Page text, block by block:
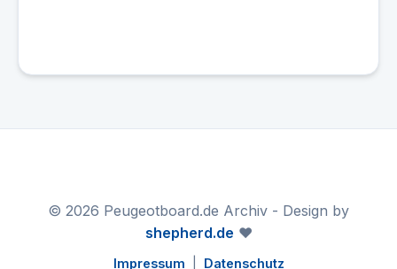
© 2026 Peugeotboard.de Archiv - Design by
shepherd.de ❤️
Impressum Datenschutz